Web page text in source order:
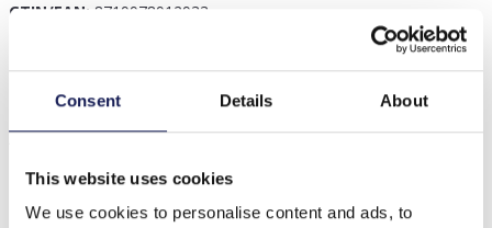
Consent Details About
This website uses cookies
We use cookies to personalise content and ads, to
GTIN/EAN: 8719978912933
Beschrijving
A-B10.1 E041-008S S. Steel Earrings Crystals 4cm Silver-